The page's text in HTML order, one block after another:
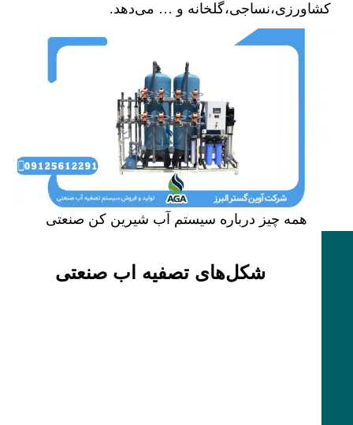
کشاورزی،نساجی،گلخانه و … می‌دهد.
همه چیز درباره سیستم آب شیرین کن صنعتی
شکل‌های تصفیه اب صنعتی